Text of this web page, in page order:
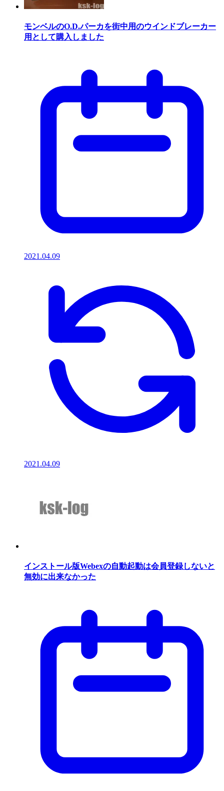
モンベルのO.D.パーカを街中用のウインドブレーカー
用として購入しました
2021.04.09
2021.04.09
インストール版Webexの自動起動は会員登録しないと
無効に出来なかった